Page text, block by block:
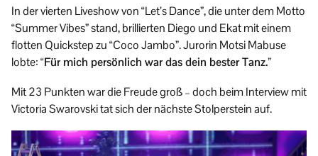
In der vierten Liveshow von “Let’s Dance”, die unter dem Motto
“Summer Vibes” stand, brillierten Diego und Ekat mit einem
flotten Quickstep zu “Coco Jambo”. Jurorin Motsi Mabuse
lobte:“Für mich persönlich war das dein bester Tanz.”
Mit 23 Punkten war die Freude groß – doch beim Interview mit
Victoria Swarovski tat sich der nächste Stolperstein auf.